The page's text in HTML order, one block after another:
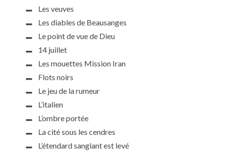
Les veuves
Les diables de Beausanges
Le point de vue de Dieu
14 juillet
Les mouettes Mission Iran
Flots noirs
Le jeu de la rumeur
L’italien
L’ombre portée
La cité sous les cendres
L’étendard sanglant est levé